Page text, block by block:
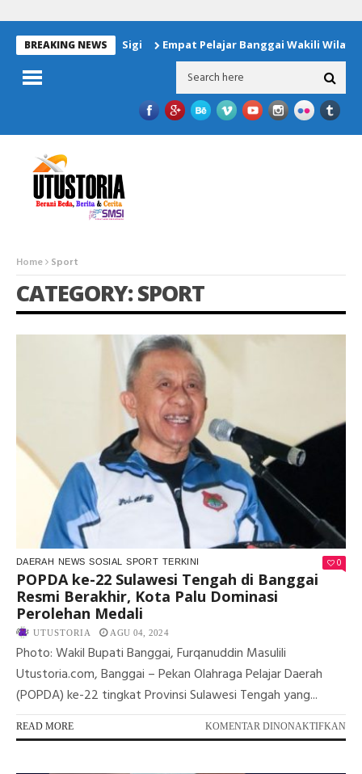
BREAKING NEWSEmpat Pelajar Banggai Wakili Wilayah Operasi
Home Sport
CATEGORY: SPORT
DAERAH NEWS SOSIAL SPORT TERKINI 0
POPDA ke-22 Sulawesi Tengah di Banggai
Resmi Berakhir, Kota Palu Dominasi
Perolehan Medali
UTUSTORIA AGU 04, 2024
Photo: Wakil Bupati Banggai, Furqanuddin Masulili
Utustoria.com, Banggai – Pekan Olahraga Pelajar Daerah
(POPDA) ke-22 tingkat Provinsi Sulawesi Tengah yang...
READ MORE KOMENTAR DINONAKTIFKAN
22